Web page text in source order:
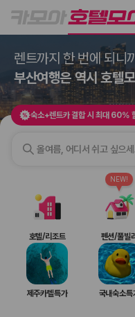
호텔모아
2000만 이용고객이 선택한 제
제주렌트카 가격비
제주도 렌트카는 업체마다 차
장소, 취소 규정이 다릅니다.
화면에서 비교해 사용자가 자
도록 돕습니다.
숙소+렌
렌트까지 한 번에 되니
일본여행은 역시 호텔
렌트까지 한 번에 되니
부산여행은 역시 호텔
숙소+렌트카 결합 시 최대 60%
올여름, 어디서 쉬고 싶으
호텔/리조트 펜션/풀빌
NEW!
제주카텔특가 국내숙소특